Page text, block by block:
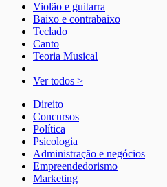
Violão e guitarra
Baixo e contrabaixo
Teclado
Canto
Teoria Musical
Ver todos >
Direito
Concursos
Política
Psicologia
Administração e negócios
Empreendedorismo
Marketing